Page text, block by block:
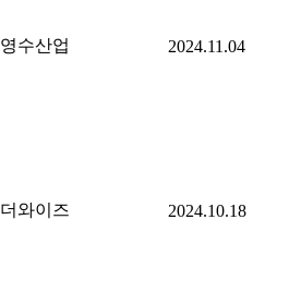
영수산업 2024.11.04
더와이즈 2024.10.18